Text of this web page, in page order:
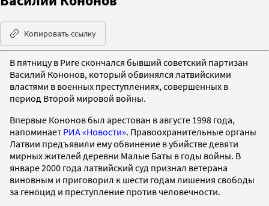
Копировать ссылку
В пятницу в Риге скончался бывший советский партизан
Василий Кононов, который обвинялся латвийскими
властями в военных преступлениях, совершенных в
период Второй мировой войны.
Впервые Кононов был арестован в августе 1998 года,
напоминает РИА «Новости». Правоохранительные органы
Латвии предъявили ему обвинение в убийстве девяти
мирных жителей деревни Малые Баты в годы войны. В
январе 2000 года латвийский суд признал ветерана
виновным и приговорил к шести годам лишения свободы
за геноцид и преступление против человечности.